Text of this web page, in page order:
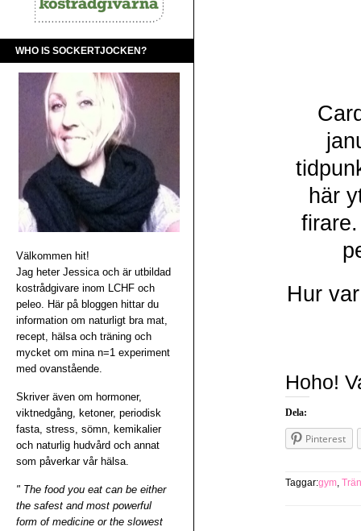
WHO IS SOCKERTJOCKEN?
Välkommen hit!
Jag heter Jessica och är utbildad
kostrådgivare inom LCHF och
peleo. Här på bloggen hittar du
information om naturligt bra mat,
recept, hälsa och träning och
mycket om mina n=1 experiment
med ovanstående.
Skriver även om hormoner,
viktnedgång, ketoner, periodisk
fasta, stress, sömn, kemikalier
och naturlig hudvård och annat
som påverkar vår hälsa.
" The food you eat can be either
the safest and most powerful
form of medicine or the slowest
här
Hur
Hoho!
Dela:
Pinterest
Taggar:gym,